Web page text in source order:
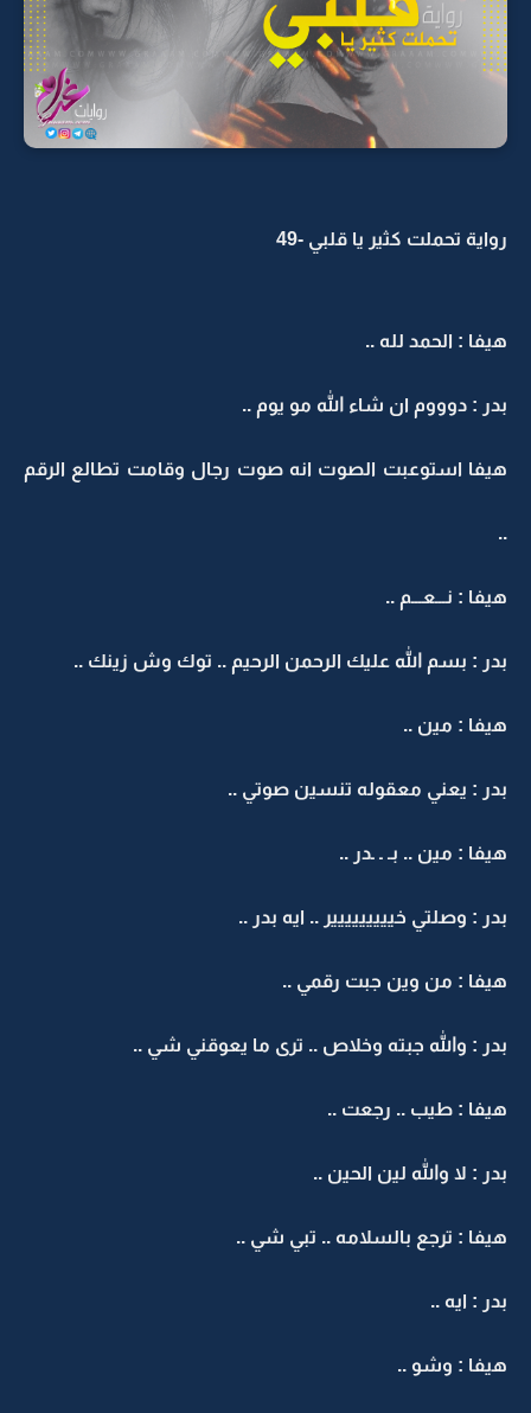
رواية تحملت كثير يا قلبي -49
هيفا : الحمد لله ..
بدر : دوووم ان شاء الله مو يوم ..
هيفا استوعبت الصوت انه صوت رجال وقامت تطالع الرقم
..
هيفا : نـــعـــم ..
بدر : بسم الله عليك الرحمن الرحيم .. توك وش زينك ..
هيفا : مين ..
بدر : يعني معقوله تنسين صوتي ..
هيفا : مين .. بـ ـ ـدر ..
بدر : وصلتي خييييييييير .. ايه بدر ..
هيفا : من وين جبت رقمي ..
بدر : والله جبته وخلاص .. ترى ما يعوقني شي ..
هيفا : طيب .. رجعت ..
بدر : لا والله لين الحين ..
هيفا : ترجع بالسلامه .. تبي شي ..
بدر : ايه ..
هيفا : وشو ..